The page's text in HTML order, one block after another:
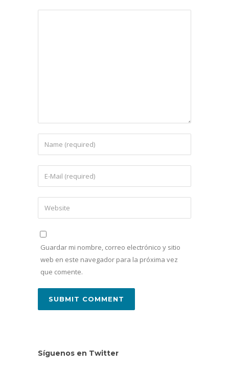
Guardar mi nombre, correo electrónico y sitio
web en este navegador para la próxima vez
que comente.
Síguenos en Twitter